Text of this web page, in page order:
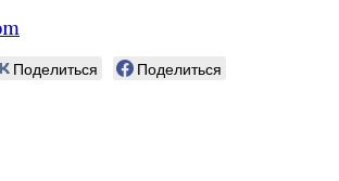
Поделиться
Поделиться